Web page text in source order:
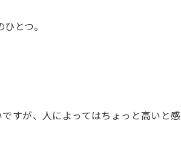
とつ。
すが、人によってはちょっと高いと感